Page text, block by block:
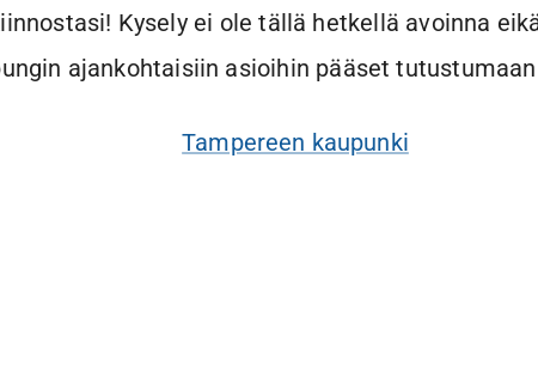
Kysely ei ole tällä hetkellä avoinna
ajankohtaisiin asioihin pääset
Tampereen kaupunki